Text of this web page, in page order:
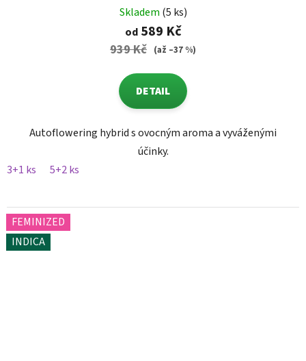
Skladem (5 ks)
od589 Kč
939 Kč (až –37 %)
DETAIL
Autoflowering hybrid s ovocným aroma a vyváženými
účinky.
3+1 ks
5+2 ks
FEMINIZED
INDICA